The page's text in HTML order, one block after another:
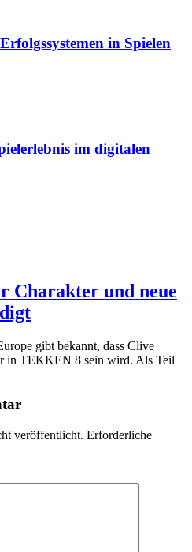
in Spielen
im digitalen
Charakter und neue
gibt bekannt, dass Clive
in TEKKEN 8 sein wird. Als Teil
veröffentlicht. Erforderliche